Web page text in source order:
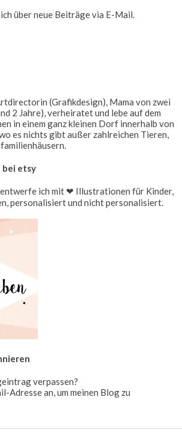
über neue Beiträge via E-Mail.
(Grafikdesign), Mama von zwei
2 Jahre), verheiratet und lebe auf dem
in einem ganz kleinen Dorf innerhalb von
es nichts gibt außer zahlreichen Tieren,
bei etsy
entwerfe ich mit ❤ Illustrationen für Kinder,
personalisiert und nicht personalisiert.
verpassen?
Adresse an, um meinen Blog zu